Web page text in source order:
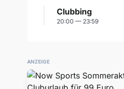
Clubbing
20:00 — 23:59
ANZEIGE